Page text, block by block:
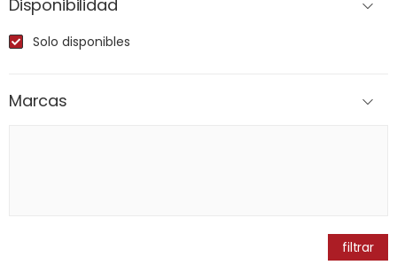
Disponibilidad
Solo disponibles
Marcas
filtrar